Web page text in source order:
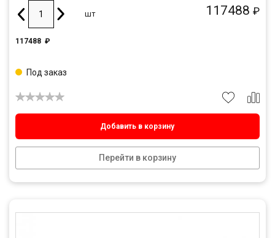
117488 ₽
шт
117488 ₽
Добавить в корзину
Перейти в корзину
Под заказ